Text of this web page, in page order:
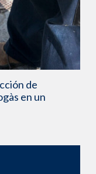
de
en un